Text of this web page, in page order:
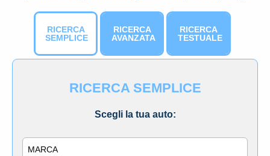
RICERCA
SEMPLICE
RICERCA
AVANZATA
RICERCA
TESTUALE
RICERCA SEMPLICE
Scegli la tua auto: